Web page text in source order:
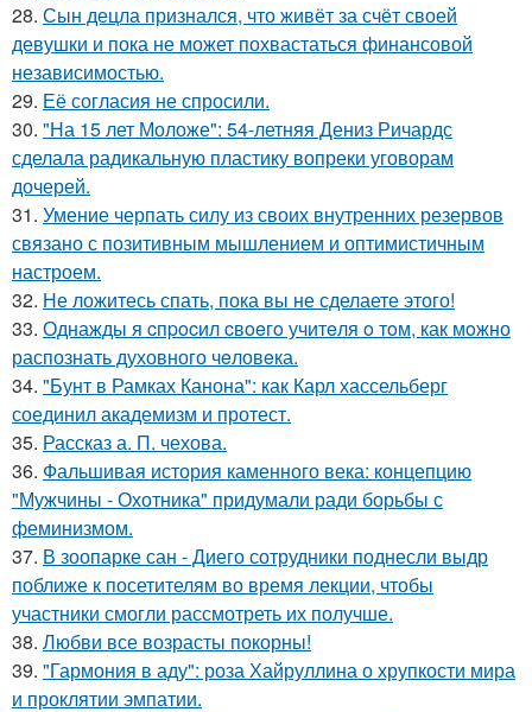
28. Сын децла признался, что живёт за счёт своей
девушки и пока не может похвастаться финансовой
независимостью.
29. Её согласия не спросили.
30. "На 15 лет Моложе": 54-летняя Дениз Ричардс
сделала радикальную пластику вопреки уговорам
дочерей.
31. Умение черпать силу из своих внутренних резервов
связано с позитивным мышлением и оптимистичным
настроем.
32. Не ложитесь спать, пока вы не сделаете этого!
33. Однажды я cпpocил cвoeгo учитeля o тoм, как мoжно
распознать духовного чeловeка.
34. "Бунт в Рамках Канона": как Карл хассельберг
соединил академизм и протест.
35. Рассказ а. П. чехова.
36. Фальшивая история каменного века: концепцию
"Мужчины - Охотника" придумали ради борьбы с
феминизмом.
37. В зоопарке сан - Диего сотрудники поднесли выдр
поближе к посетителям во время лекции, чтобы
участники смогли рассмотреть их получше.
38. Любви все возрасты покорны!
39. "Гармония в аду": роза Хайруллина о хрупкости мира
и проклятии эмпатии.